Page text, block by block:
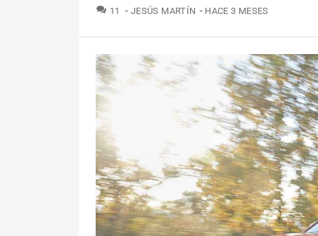
11 COMENTARIOS
JESÚS MARTÍN HACE 3 MESES